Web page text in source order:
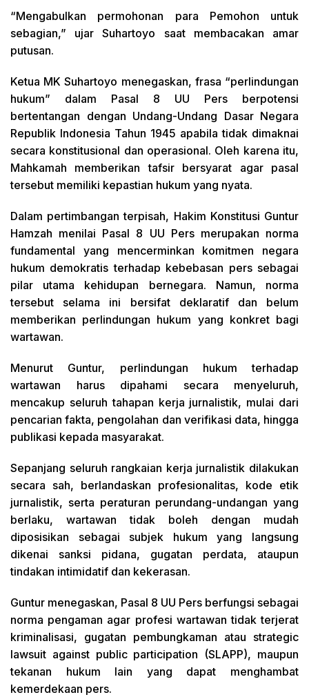
“Mengabulkan permohonan para Pemohon untuk
sebagian,” ujar Suhartoyo saat membacakan amar
putusan.
Ketua MK Suhartoyo menegaskan, frasa “perlindungan
hukum” dalam Pasal 8 UU Pers berpotensi
bertentangan dengan Undang-Undang Dasar Negara
Republik Indonesia Tahun 1945 apabila tidak dimaknai
secara konstitusional dan operasional. Oleh karena itu,
Mahkamah memberikan tafsir bersyarat agar pasal
tersebut memiliki kepastian hukum yang nyata.
Dalam pertimbangan terpisah, Hakim Konstitusi Guntur
Hamzah menilai Pasal 8 UU Pers merupakan norma
fundamental yang mencerminkan komitmen negara
hukum demokratis terhadap kebebasan pers sebagai
pilar utama kehidupan bernegara. Namun, norma
tersebut selama ini bersifat deklaratif dan belum
memberikan perlindungan hukum yang konkret bagi
wartawan.
Menurut Guntur, perlindungan hukum terhadap
wartawan harus dipahami secara menyeluruh,
mencakup seluruh tahapan kerja jurnalistik, mulai dari
pencarian fakta, pengolahan dan verifikasi data, hingga
publikasi kepada masyarakat.
Sepanjang seluruh rangkaian kerja jurnalistik dilakukan
secara sah, berlandaskan profesionalitas, kode etik
jurnalistik, serta peraturan perundang-undangan yang
berlaku, wartawan tidak boleh dengan mudah
diposisikan sebagai subjek hukum yang langsung
dikenai sanksi pidana, gugatan perdata, ataupun
tindakan intimidatif dan kekerasan.
Guntur menegaskan, Pasal 8 UU Pers berfungsi sebagai
norma pengaman agar profesi wartawan tidak terjerat
kriminalisasi, gugatan pembungkaman atau strategic
lawsuit against public participation (SLAPP), maupun
tekanan hukum lain yang dapat menghambat
kemerdekaan pers.